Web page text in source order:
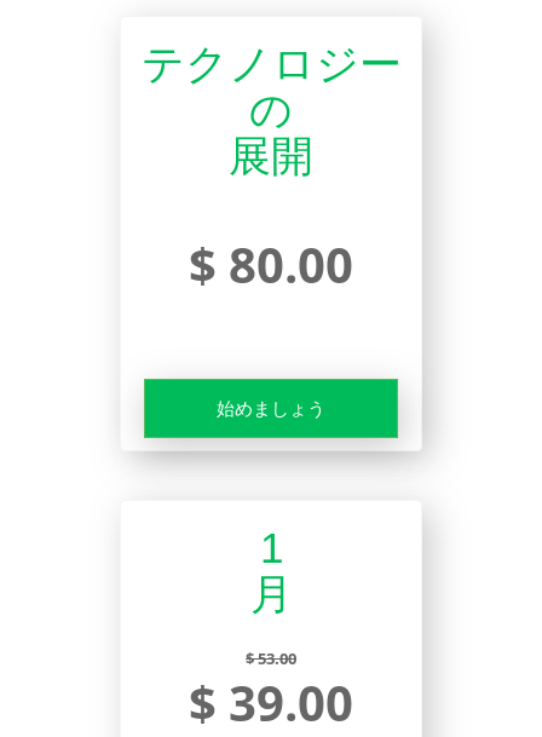
テクノロジー
の
展開
$ 80.00
始めましょう
1
月
$ 53.00
$ 39.00